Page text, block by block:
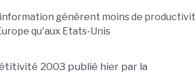
2003 publié hier par la